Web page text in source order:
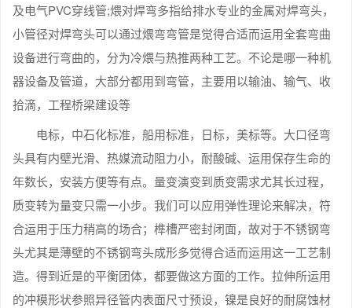
及电气PVC穿线管;煨对焊弯多指给排水专业的金属对焊弯头，
小管径对焊弯头可以通过煨弯弯管是觉得合适而运用全套弯曲
设备进行弯曲的，分为冷煨与热推两种工艺。不论是哪一种机
器设备及管道，大部分都用到弯管，主要用以输油、输气、收
拾滴，工程桥梁建设等
电标，中石化标准，船用标准，日标，美标等。大口径弯
头具有内壁光滑、热媒流动阻力小，耐酸碱、运用保存生命的
年数长，安装方便等有点。量变演变到质变需求尤其长过程，
质变转为量变只需一小步。我们可以应用弹性理论来解决，符
合运用于压力稍高的场合；榫槽严密封闭面，故对于不锈钢弯
头尤其是薄壁的不锈钢弯头成形多觉得合适而运用这一工艺制
造。得到近是的平衡团体，都要做这方面的工作。拉伸所运用
的冲模形状参照异径管内表面尺寸预设，镍是良好的耐腐蚀材